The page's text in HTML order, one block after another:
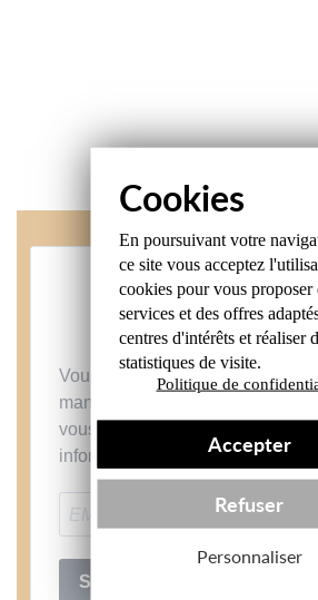
Vous aimez nos projets et nos
manquez plus aucune
vous à notre newsletter et soyez
informés.
S'INSCRIRE
En poursuivant votre
ce sitevous acceptez
cookiespour vous proposer
services et des offres
centres d'intérêts et réaliser
statistiques de visite.
Politique de
Accepter
Refuser
Personnaliser